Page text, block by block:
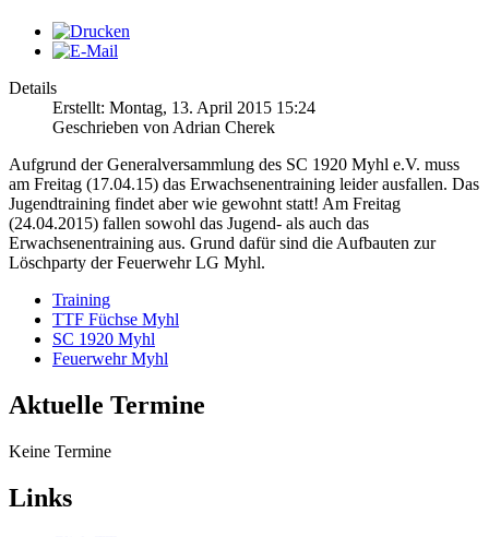
Details
Erstellt: Montag, 13. April 2015 15:24
Geschrieben von Adrian Cherek
Aufgrund der Generalversammlung des SC 1920 Myhl e.V. muss
am Freitag (17.04.15) das Erwachsenentraining leider ausfallen. Das
Jugendtraining findet aber wie gewohnt statt! Am Freitag
(24.04.2015) fallen sowohl das Jugend- als auch das
Erwachsenentraining aus. Grund dafür sind die Aufbauten zur
Löschparty der Feuerwehr LG Myhl.
Training
TTF Füchse Myhl
SC 1920 Myhl
Feuerwehr Myhl
Aktuelle Termine
Keine Termine
Links